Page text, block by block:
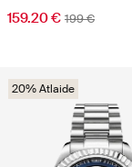
159.20 € 199 €
20% Atlaide